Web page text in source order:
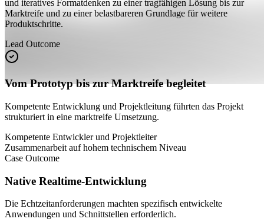
und iteratives Formatdenken zu einer tragfähigen Lösung bis zur
Marktreife und zu einer belastbareren Grundlage für weitere
Produktschritte.
Lead Outcome
Vom Prototyp bis zur Marktreife begleitet
Kompetente Entwicklung und Projektleitung führten das Projekt
strukturiert in eine marktreife Umsetzung.
Kompetente Entwickler und Projektleiter
Zusammenarbeit auf hohem technischem Niveau
Case Outcome
Native Realtime-Entwicklung
Die Echtzeitanforderungen machten spezifisch entwickelte
Anwendungen und Schnittstellen erforderlich.